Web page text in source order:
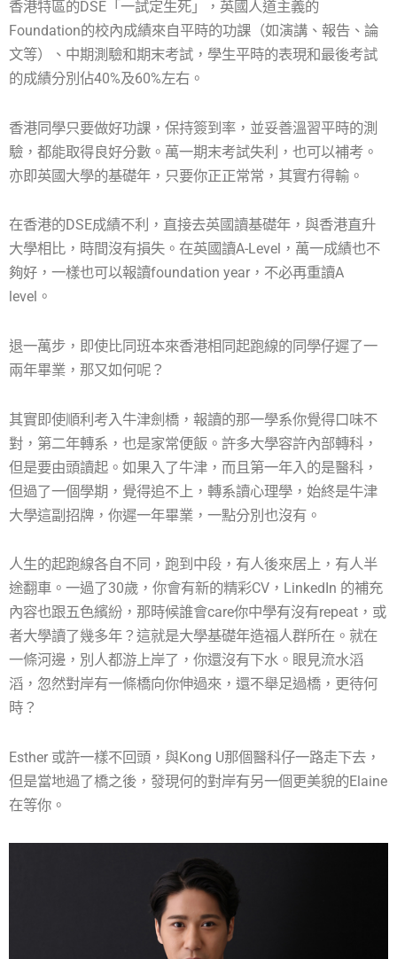
香港特區的DSE「一試定生死」，英國人道主義的
Foundation的校內成績來自平時的功課（如演講、報告、論
文等）、中期測驗和期末考試，學生平時的表現和最後考試
的成績分別佔40%及60%左右。
香港同學只要做好功課，保持簽到率，並妥善溫習平時的測
驗，都能取得良好分數。萬一期末考試失利，也可以補考。
亦即英國大學的基礎年，只要你正正常常，其實冇得輸。
在香港的DSE成績不利，直接去英國讀基礎年，與香港直升
大學相比，時間沒有損失。在英國讀A-Level，萬一成績也不
夠好，一樣也可以報讀foundation year，不必再重讀A
level。
退一萬步，即使比同班本來香港相同起跑線的同學仔遲了一
兩年畢業，那又如何呢？
其實即使順利考入牛津劍橋，報讀的那一學系你覺得口味不
對，第二年轉系，也是家常便飯。許多大學容許內部轉科，
但是要由頭讀起。如果入了牛津，而且第一年入的是醫科，
但過了一個學期，覺得追不上，轉系讀心理學，始終是牛津
大學這副招牌，你遲一年畢業，一點分別也沒有。
人生的起跑線各自不同，跑到中段，有人後來居上，有人半
途翻車。一過了30歲，你會有新的精彩CV，LinkedIn 的補充
內容也跟五色繽紛，那時候誰會care你中學有沒有repeat，或
者大學讀了幾多年？這就是大學基礎年造福人群所在。就在
一條河邊，別人都游上岸了，你還沒有下水。眼見流水滔
滔，忽然對岸有一條橋向你伸過來，還不舉足過橋，更待何
時？
Esther 或許一樣不回頭，與Kong U那個醫科仔一路走下去，
但是當地過了橋之後，發現何的對岸有另一個更美貌的Elaine
在等你。